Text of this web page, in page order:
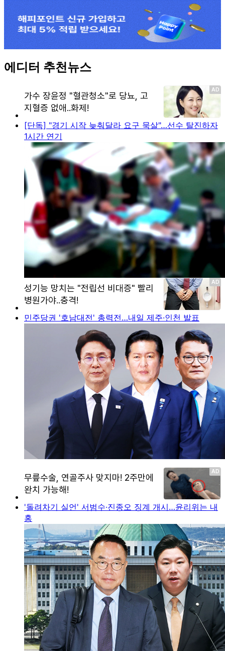
에디터 추천뉴스
[단독] "경기 시작 늦춰달라 요구 묵살"…선수 탈진하자
1시간 연기
민주당권 '호남대전' 총력전…내일 제주·인천 발표
'돌려차기 실언' 서범수·진종오 징계 개시…윤리위는 내
홍